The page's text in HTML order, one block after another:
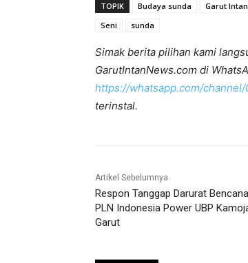
TOPIK Budaya sunda Garut Intan
Seni
sunda
Simak berita pilihan kami
GarutIntanNews.com di
https://whatsapp.com/channel/
terinstal.
Artikel Sebelumnya
Respon Tanggap Darurat
PLN Indonesia Power UBP
Garut